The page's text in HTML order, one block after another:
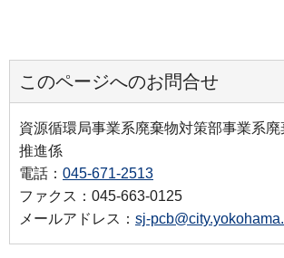
このページへのお問合せ
資源循環局事業系廃棄物対策部事業系
推進係
電話： 045-671-2513
ファクス：045-663-0125
メールアドレス： sj-